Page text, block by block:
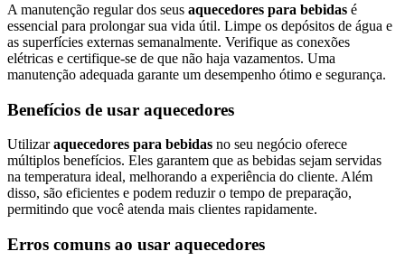
A manutenção regular dos seus aquecedores para bebidas é
essencial para prolongar sua vida útil. Limpe os depósitos de água e
as superfícies externas semanalmente. Verifique as conexões
elétricas e certifique-se de que não haja vazamentos. Uma
manutenção adequada garante um desempenho ótimo e segurança.
Benefícios de usar aquecedores
Utilizaraquecedores para bebidas no seu negócio oferece
múltiplos benefícios. Eles garantem que as bebidas sejam servidas
na temperatura ideal, melhorando a experiência do cliente. Além
disso, são eficientes e podem reduzir o tempo de preparação,
permitindo que você atenda mais clientes rapidamente.
Erros comuns ao usar aquecedores